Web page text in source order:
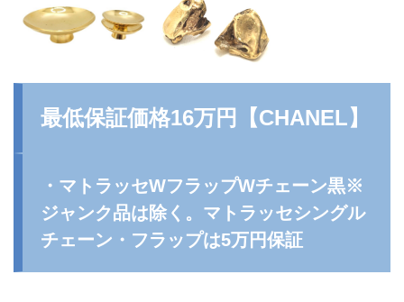
最低保証価格16万円【CHANEL】
・マトラッセWフラップWチェーン黒※
ジャンク品は除く。マトラッセシングル
チェーン・フラップは5万円保証